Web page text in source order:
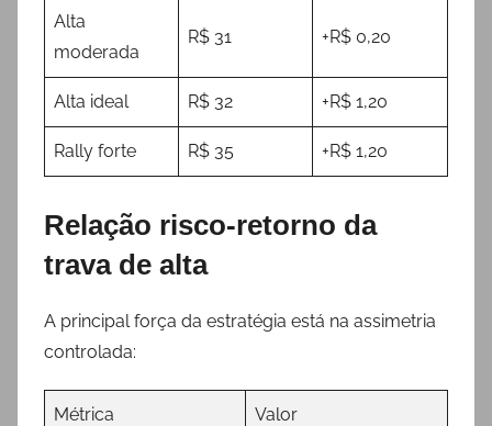
Alta
moderada
R$ 31 +R$ 0,20
Alta ideal R$ 32 +R$ 1,20
Rally forte R$ 35 +R$ 1,20
Relação risco-retorno da
trava de alta
A principal força da estratégia está na assimetria
controlada:
Métrica Valor